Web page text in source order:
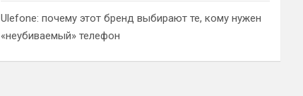
Ulefone: почему этот бренд выбирают те, кому нужен
«неубиваемый» телефон